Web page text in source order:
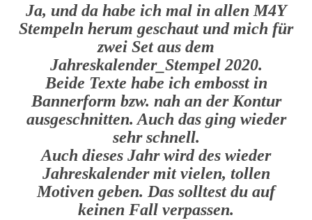
Ja, und da habe ich mal in allen M4Y
Stempeln herum geschaut und mich für
zwei Set aus dem
Jahreskalender_Stempel 2020.
Beide Texte habe ich embosst in
Bannerform bzw. nah an der Kontur
ausgeschnitten. Auch das ging wieder
sehr schnell.
Auch dieses Jahr wird des wieder
Jahreskalender mit vielen, tollen
Motiven geben. Das solltest du auf
keinen Fall verpassen.